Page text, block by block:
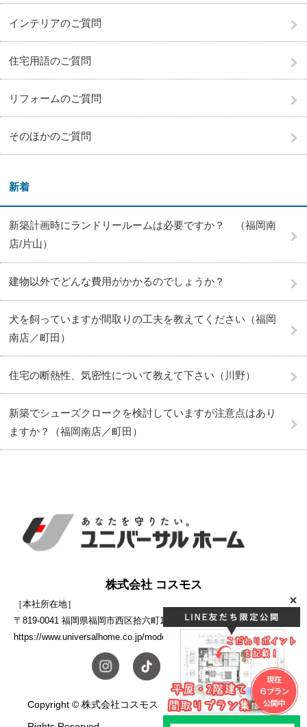
インテリアのご質問
住宅用語のご質問
リフォームのご質問
そのほかのご質問
新着
新築計画時にランドリールームは必要ですか？ （福岡南
店/片山）
建物以外でどんな費用がかかるのでしょうか？
犬を飼っていますが間取りの工夫を教えてください（福岡
南店／町田）
住宅の断熱性、気密性について教えて下さい（川野）
新築でシューズクロークを検討していますが注意点はあり
ますか？（福岡南店／町田）
株式会社 コスモス
［本社所在地］
〒819-0041 福岡県福岡市西区拾六町1-10-5
https://www.universalhome.co.jp/modelhouse/cosmos/
Copyright © 株式会社コスモス ユニバーサルホーム. All